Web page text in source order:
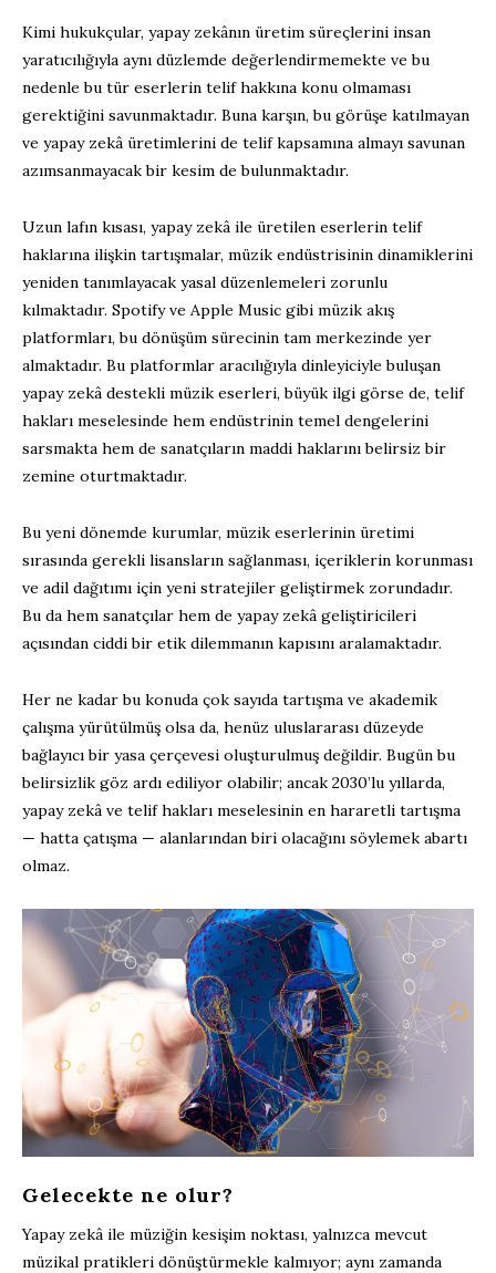
Kimi hukukçular, yapay zekânın üretim süreçlerini insan
yaratıcılığıyla aynı düzlemde değerlendirmemekte ve bu
nedenle bu tür eserlerin telif hakkına konu olmaması
gerektiğini savunmaktadır. Buna karşın, bu görüşe katılmayan
ve yapay zekâ üretimlerini de telif kapsamına almayı savunan
azımsanmayacak bir kesim de bulunmaktadır.
Uzun lafın kısası, yapay zekâ ile üretilen eserlerin telif
haklarına ilişkin tartışmalar, müzik endüstrisinin dinamiklerini
yeniden tanımlayacak yasal düzenlemeleri zorunlu
kılmaktadır. Spotify ve Apple Music gibi müzik akış
platformları, bu dönüşüm sürecinin tam merkezinde yer
almaktadır. Bu platformlar aracılığıyla dinleyiciyle buluşan
yapay zekâ destekli müzik eserleri, büyük ilgi görse de, telif
hakları meselesinde hem endüstrinin temel dengelerini
sarsmakta hem de sanatçıların maddi haklarını belirsiz bir
zemine oturtmaktadır.
Bu yeni dönemde kurumlar, müzik eserlerinin üretimi
sırasında gerekli lisansların sağlanması, içeriklerin korunması
ve adil dağıtımı için yeni stratejiler geliştirmek zorundadır.
Bu da hem sanatçılar hem de yapay zekâ geliştiricileri
açısından ciddi bir etik dilemmanın kapısını aralamaktadır.
Her ne kadar bu konuda çok sayıda tartışma ve akademik
çalışma yürütülmüş olsa da, henüz uluslararası düzeyde
bağlayıcı bir yasa çerçevesi oluşturulmuş değildir. Bugün bu
belirsizlik göz ardı ediliyor olabilir; ancak 2030’lu yıllarda,
yapay zekâ ve telif hakları meselesinin en hararetli tartışma
— hatta çatışma — alanlarından biri olacağını söylemek abartı
olmaz.
Gelecekte ne olur?
Yapay zekâ ile müziğin kesişim noktası, yalnızca mevcut
müzikal pratikleri dönüştürmekle kalmıyor; aynı zamanda